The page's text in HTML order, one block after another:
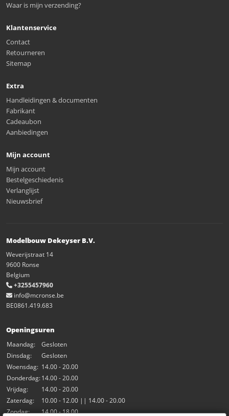
Waar is mijn verzending?
Klantenservice
Contact
Retourneren
Sitemap
Extra
Handleidingen & documenten
Fabrikant
Cadeaubon
Aanbiedingen
Mijn account
Mijn account
Bestelgeschiedenis
Verlanglijst
Nieuwsbrief
Modelbouw Dekeyser B.V.
Weverijstraat 14
9600 Ronse
Belgium
+3255457960
info@mcronse.be
BE0861.419.683
Openingsuren
Maandag:
Gesloten
Dinsdag:
Gesloten
Woensdag: 14.00 - 20.00
Donderdag:14.00 - 20.00
Vrijdag:
14.00 - 20.00
Zaterdag:
10.00 - 12.00 || 14.00 - 20.00
Zondag:
14.00 - 18.00